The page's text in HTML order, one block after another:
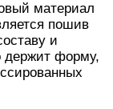
материал
пошив
и
держит форму,